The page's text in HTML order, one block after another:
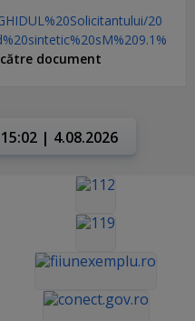
20
document
| 4.08.2026